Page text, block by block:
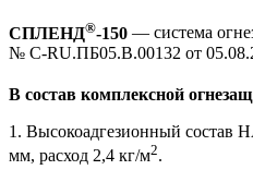
СПЛЕНД®-150 — система
№ С-RU.ПБ05.В.00132 от
В состав комплексной
1. Высокоадгезионный состав
мм, расход 2,4 кг/м2.